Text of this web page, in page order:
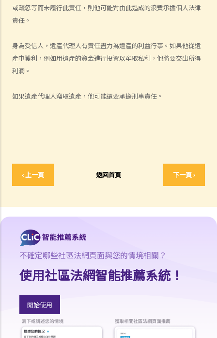
或疏忽等而未履行此責任，則他可能對由此造成的浪費承擔個人法律
責任。
身為受信人，遺產代理人有責任盡力為遺產的利益行事。如果他從遺
產中獲利，例如用遺產的資金進行投資以牟取私利，他將要交出所得
利潤。
如果遺產代理人竊取遺產，他可能還要承擔刑事責任。
‹ 上一頁 返回首頁 下一頁 ›
傷者本人
何謂「人身傷害」？
如何就人身傷害提出申索？
人身傷害訴訟所涉的法律程序
2. 傳訊令狀
8. 委託專家擬備報告的守則
9. 核對表評檢及案件管理問卷
就人身傷害提出申索，會取得多少賠償？
涉及非致命意外的申索
若我因人身傷害提出申索，可否申請法律援助？
法律援助輔助計劃
香港律師會大埔火災緊急免費法律諮詢熱線
切勿尋求索償代理協助處理申索
不確定哪些社區法網頁面與您的情境相關？
使用社區法網智能推薦系統！
開始使用